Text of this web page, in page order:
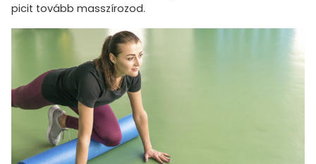
picit tovább masszírozod.